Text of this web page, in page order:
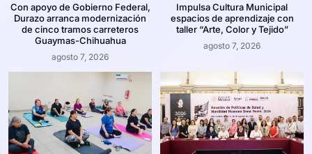
Con apoyo de Gobierno Federal,
Durazo arranca modernización
de cinco tramos carreteros
Guaymas-Chihuahua
agosto 7, 2026
Impulsa Cultura Municipal
espacios de aprendizaje con
taller “Arte, Color y Tejido”
agosto 7, 2026